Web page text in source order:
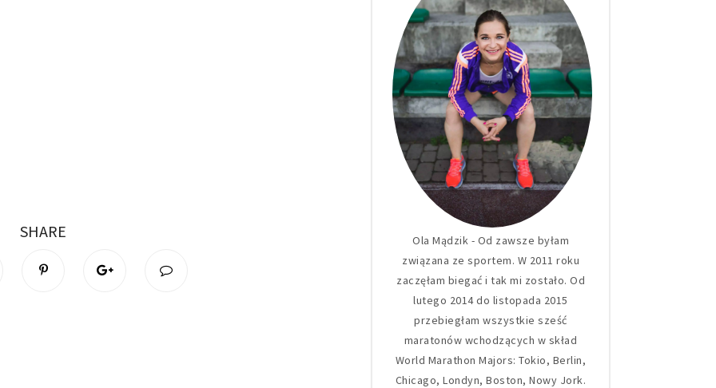
SHARE
Ola Mądzik - Od zawsze byłam
związana ze sportem. W 2011 roku
zaczęłam biegać i tak mi zostało. Od
lutego 2014 do listopada 2015
przebiegłam wszystkie sześć
maratonów wchodzących w skład
World Marathon Majors: Tokio, Berlin,
Chicago, Londyn, Boston, Nowy Jork.